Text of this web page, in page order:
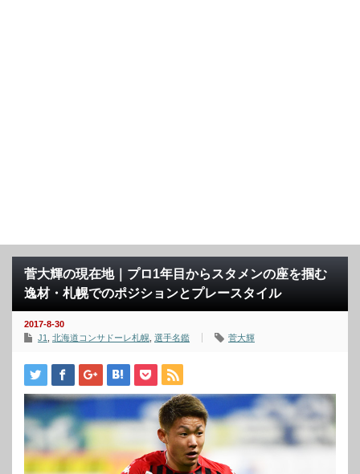
菅大輝の現在地｜プロ1年目からスタメンの座を掴む
逸材・札幌でのポジションとプレースタイル
2017-8-30
J1
北海道コンサドーレ札幌 選手名鑑 菅大輝